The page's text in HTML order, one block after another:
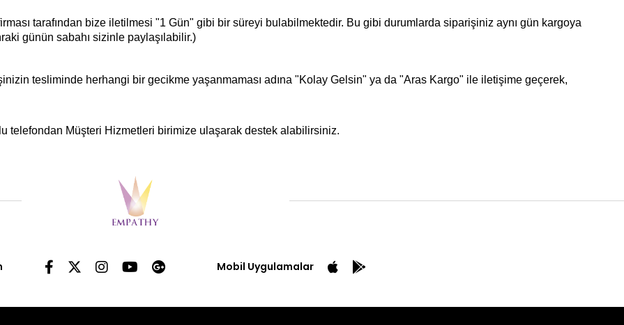
tarafından bize iletilmesi "1 Gün" gibi bir süreyi bulabilmektedir. Bu gibi durumlarda siparişiniz aynı gün kargoya
günün sabahı sizinle paylaşılabilir.)
tesliminde herhangi bir gecikme yaşanmaması adına "Kolay Gelsin" ya da "Aras Kargo" ile iletişime geçerek,
telefondan Müşteri Hizmetleri birimize ulaşarak destek alabilirsiniz.
Mobil Uygulamalar